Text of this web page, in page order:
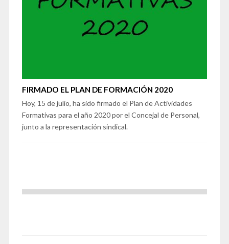
FIRMADO EL PLAN DE FORMACIÓN 2020
Hoy, 15 de julio, ha sido firmado el Plan de Actividades
Formativas para el año 2020 por el Concejal de Personal,
junto a la representación sindical.